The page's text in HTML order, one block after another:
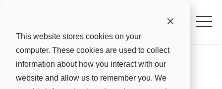
This website stores cookies on your
computer. These cookies are used to collect
information about how you interact with our
website and allow us to remember you. We
Orden Dípteros